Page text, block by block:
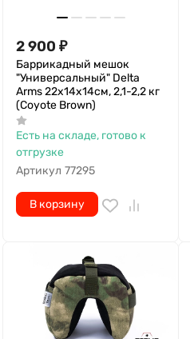
2 900 ₽
Баррикадный мешок
"Универсальный" Delta
Arms 22х14х14см, 2,1-2,2 кг
(Coyote Brown)
Есть на складе, готово к
отгрузке
Артикул 77295
В корзину